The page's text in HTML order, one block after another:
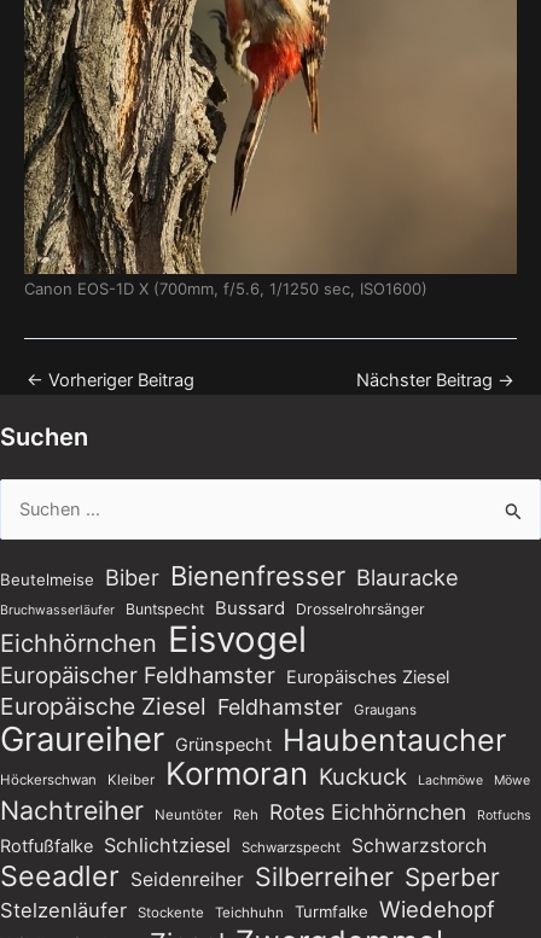
Canon EOS-1D X (700mm, f/5.6, 1/1250 sec, ISO1600)
← Vorheriger Beitrag Nächster Beitrag →
Suchen
nach:
Beutelmeise Biber Bienenfresser Blauracke
Bruchwasserläufer Buntspecht Bussard Drosselrohrsänger
Eichhörnchen Eisvogel
Europäischer Feldhamster Europäisches Ziesel
Europäische Ziesel Feldhamster Graugans
Graureiher Grünspecht Haubentaucher
Höckerschwan Kleiber Kormoran Kuckuck Lachmöwe Möwe
Nachtreiher Neuntöter Reh Rotes Eichhörnchen Rotfuchs
Rotfußfalke Schlichtziesel Schwarzspecht Schwarzstorch
Seeadler Seidenreiher Silberreiher Sperber
Stelzenläufer Stockente Teichhuhn Turmfalke Wiedehopf